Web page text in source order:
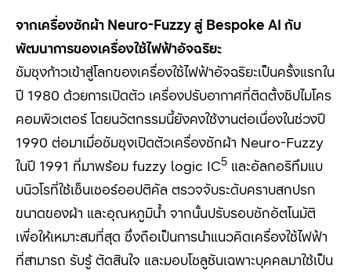
จากเครื่องซักผ้า Neuro-Fuzzyสู่ Bespoke AI กับ
พัฒนาการของเครื่องใช้ไฟฟ้าอัจฉริยะ
ซัมซุงก้าวเข้าสู่โลกของเครื่องใช้ไฟฟ้าอัจฉริยะเป็นครั้งแรกใน
ปี 1980 ด้วยการเปิดตัว เครื่องปรับอากาศที่ติดตั้งชิปไมโคร
คอมพิวเตอร์ โดยนวัตกรรมนี้ยังคงใช้งานต่อเนื่องในช่วงปี
1990 ต่อมาเมื่อซัมซุงเปิดตัวเครื่องซักผ้า Neuro-Fuzzy
ในปี 1991 ที่มาพร้อม fuzzy logic IC5 และอัลกอริทึมแบ
บนิวโรที่ใช้เซ็นเซอร์ออปติคัล ตรวจจับระดับคราบสกปรก
ขนาดของผ้า และอุณหภูมิน้ำ จากนั้นปรับรอบซักอัตโนมัติ
เพื่อให้เหมาะสมที่สุด ซึ่งถือเป็นการนำแนวคิดเครื่องใช้ไฟฟ้า
ที่สามารถ รับรู้ ตัดสินใจ และมอบโซลูชันเฉพาะบุคคลมาใช้เป็น